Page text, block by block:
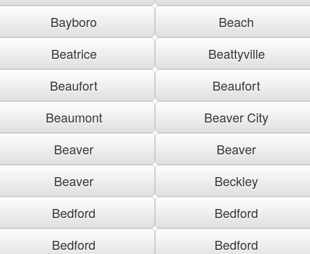
Bayboro
Beach
Beatrice
Beattyville
Beaufort
Beaufort
Beaumont
Beaver City
Beaver
Beaver
Beaver
Beckley
Bedford
Bedford
Bedford
Bedford